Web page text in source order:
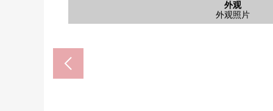
外观
外观照片
入口
入口
入口
入口
共有部分
智能快递柜
共有部分
自行车停放处
外观
外观照片
地下铁南北线、东丰线"札幌"车
步行5分钟
JR函馆本线"札幌"车站(约
步行6分钟
北九条小学(约710m)
步行9分钟
北龙中学(约2000m)
步行25分钟
Mybasket北6条东5丁目商店(
步行5分钟
新生公园(约850m)
步行11分钟
8条札幌药妆店北店(约
步行8分钟
7-Eleven札幌北5条东2丁目商
步行2分钟
札幌中央邮局(约160m)
步行2分钟